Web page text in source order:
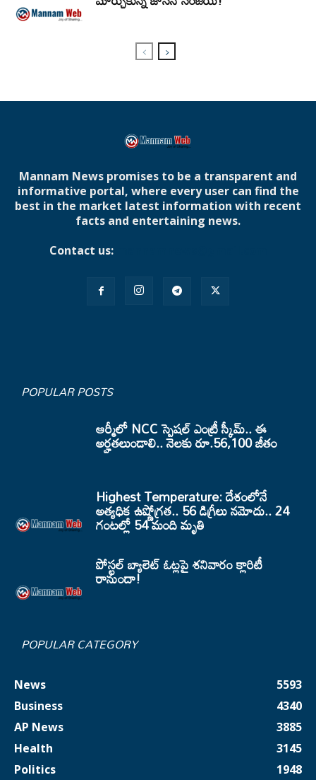
Mannam News promises to be a transparent and
informative portal, where every user can find the
best in the market latest information with recent
facts and entertaining news.
Contact us:
POPULAR POSTS
ఆర్మీలో NCC స్పెషల్ ఎంట్రీ స్కీమ్.. ఈ
అర్హతలుండాలి.. నెలకు రూ.56,100 జీతం
Highest Temperature: దేశంలోనే
అత్యధిక ఉష్ణోగ్రత.. 56 డిగ్రీలు నమోదు.. 24
గంటల్లో 54 మంది మృతి
పోస్టల్ బ్యాలెట్ ఓట్లపై శనివారం క్లారిటీ
రానుందా!
POPULAR CATEGORY
News
5593
Business
4340
AP News
3885
Health
3145
Politics
1948